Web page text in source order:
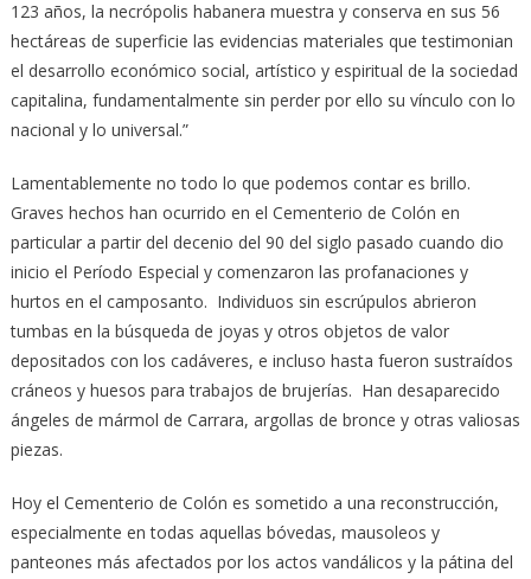
123 años, la necrópolis habanera muestra y conserva en sus 56
hectáreas de superficie las evidencias materiales que testimonian
el desarrollo económico social, artístico y espiritual de la sociedad
capitalina, fundamentalmente sin perder por ello su vínculo con lo
nacional y lo universal.”
Lamentablemente no todo lo que podemos contar es brillo.
Graves hechos han ocurrido en el Cementerio de Colón en
particular a partir del decenio del 90 del siglo pasado cuando dio
inicio el Período Especial y comenzaron las profanaciones y
hurtos en el camposanto. Individuos sin escrúpulos abrieron
tumbas en la búsqueda de joyas y otros objetos de valor
depositados con los cadáveres, e incluso hasta fueron sustraídos
cráneos y huesos para trabajos de brujerías. Han desaparecido
ángeles de mármol de Carrara, argollas de bronce y otras valiosas
piezas.
Hoy el Cementerio de Colón es sometido a una reconstrucción,
especialmente en todas aquellas bóvedas, mausoleos y
panteones más afectados por los actos vandálicos y la pátina del